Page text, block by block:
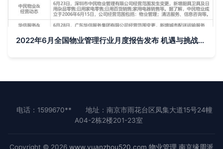
2022年6月全国物业管理行业月度报告发布 机遇与挑战并存
电话：1599670**
地址：南京市雨花台区凤集大道15号24幢
A04-2栋2楼201-23室
Copyright © 2026 www.yuanzhou520.com 物业管理 南京缘周派